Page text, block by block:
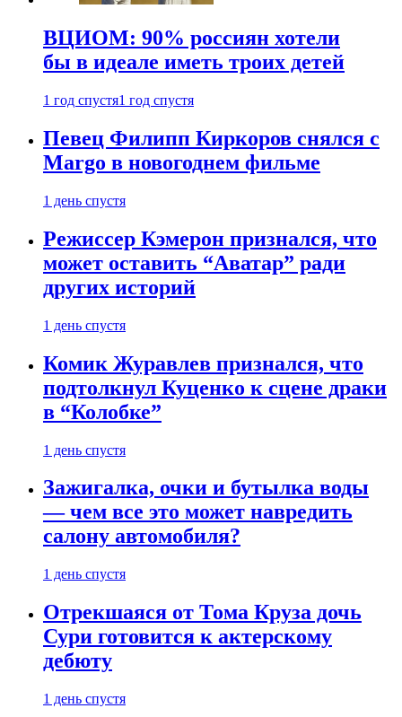
ВЦИОМ: 90% россиян хотели
бы в идеале иметь троих детей
1 год спустя1 год спустя
Певец Филипп Киркоров снялся с
Margo в новогоднем фильме
1 день спустя
Режиссер Кэмерон признался, что
может оставить “Аватар” ради
других историй
1 день спустя
Комик Журавлев признался, что
подтолкнул Куценко к сцене драки
в “Колобке”
1 день спустя
Зажигалка, очки и бутылка воды
— чем все это может навредить
салону автомобиля?
1 день спустя
Отрекшаяся от Тома Круза дочь
Сури готовится к актерскому
дебюту
1 день спустя